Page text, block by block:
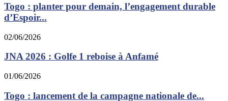
Togo : planter pour demain, l’engagement durable
d’Espoir...
02/06/2026
JNA 2026 : Golfe 1 reboise à Anfamé
01/06/2026
Togo : lancement de la campagne nationale de...